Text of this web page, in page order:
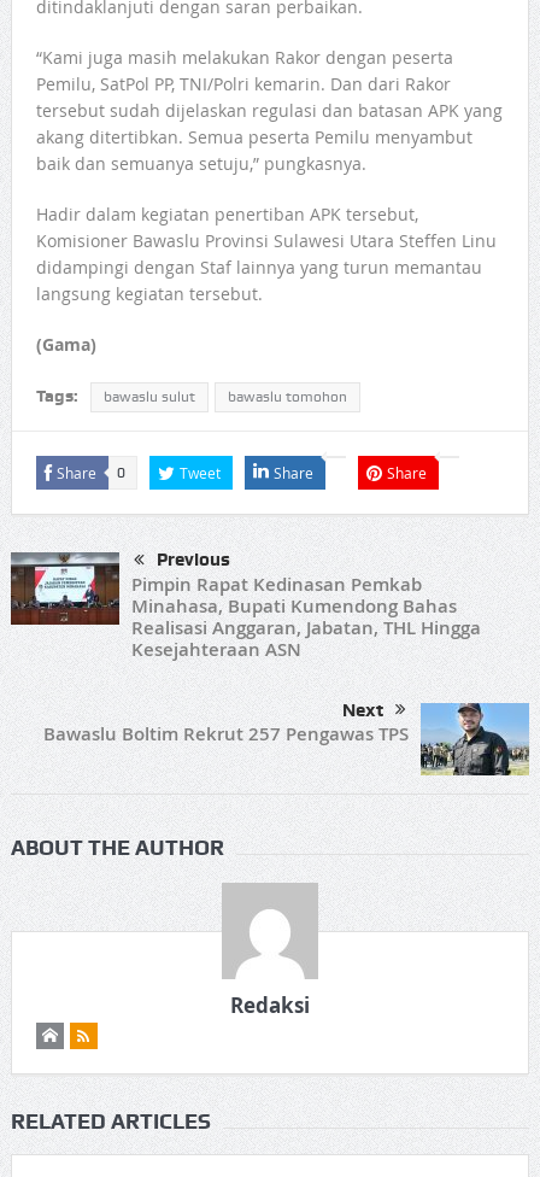
ditindaklanjuti dengan saran perbaikan.
“Kami juga masih melakukan Rakor dengan peserta
Pemilu, SatPol PP, TNI/Polri kemarin. Dan dari Rakor
tersebut sudah dijelaskan regulasi dan batasan APK yang
akang ditertibkan. Semua peserta Pemilu menyambut
baik dan semuanya setuju,” pungkasnya.
Hadir dalam kegiatan penertiban APK tersebut,
Komisioner Bawaslu Provinsi Sulawesi Utara Steffen Linu
didampingi dengan Staf lainnya yang turun memantau
langsung kegiatan tersebut.
(Gama)
Tags: bawaslu sulut bawaslu tomohon
Share 0 Tweet Share Share
Previous
Pimpin Rapat Kedinasan Pemkab
Minahasa, Bupati Kumendong Bahas
Realisasi Anggaran, Jabatan, THL Hingga
Kesejahteraan ASN
Next
Bawaslu Boltim Rekrut 257 Pengawas TPS
ABOUT THE AUTHOR
Redaksi
RELATED ARTICLES